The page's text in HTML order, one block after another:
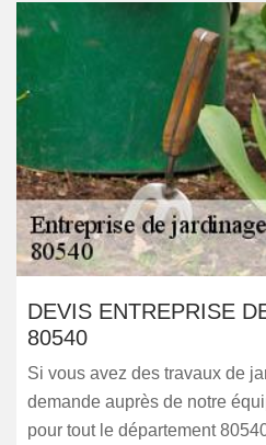
DEVIS ENTREPRISE
80540
Si vous avez des travaux de
demande auprès de notre
pour tout le département